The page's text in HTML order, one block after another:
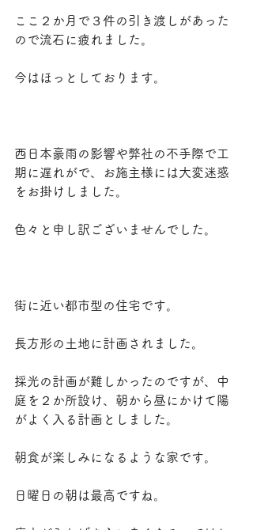
ここ２か月で３件の引き渡しがあった
ので流石に疲れました。
今はほっとしております。
西日本豪雨の影響や弊社の不手際で工
期に遅れがで、お施主様には大変迷惑
をお掛けしました。
色々と申し訳ございませんでした。
街に近い都市型の住宅です。
長方形の土地に計画されました。
採光の計画が難しかったのですが、中
庭を２か所設け、朝から昼にかけて陽
がよく入る計画としました。
朝食が楽しみになるような家です。
日曜日の朝は最高ですね。